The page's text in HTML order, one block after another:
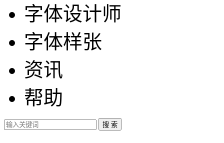
字体设计师
字体样张
资讯
帮助